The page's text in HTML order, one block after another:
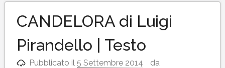
CANDELORA di Luigi
Pirandello | Testo
Pubblicato il5 Settembre 2014
da